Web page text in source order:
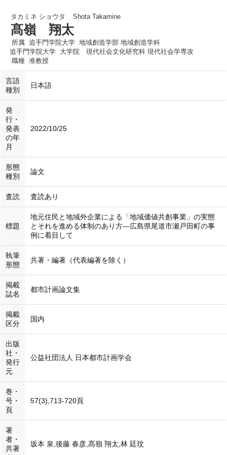
タカミネ ショウタ Shota Takamine
髙嶺 翔太
所属 追手門学院大学 地域創造学部 地域創造学科
追手門学院大学 大学院 現代社会文化研究科 現代社会学専攻
職種 准教授
言語
種別
日本語
発
行・
発表
の年
月
2022/10/25
形態
種別
論文
査読 査読あり
標題
地元住民と地域外企業による「地域価値共創事業」の実態
とそれを進める体制のあり方—広島県尾道市瀬戸田町の事
例に着目して
執筆
形態
共著・編著（代表編著を除く）
掲載
誌名
都市計画論文集
掲載
区分
国内
出版
社・
発行
元
公益社団法人 日本都市計画学会
巻・
号・
頁
57(3),713-720頁
著
者・
共著
坂本 泉,後藤 春彦,髙嶺 翔太,林 廷玟